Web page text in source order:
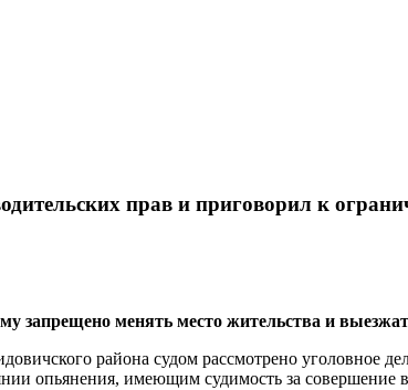
прав и приговорил к
запрещено менять место жительства и
района судом рассмотрено
опьянения, имеющим судимость за совершение